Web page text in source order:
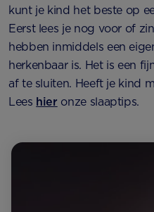
kunt je kind het beste op
Eerst lees je nog voor of
hebben inmiddels een
herkenbaar is. Het is een
af te sluiten. Heeft je kind
Lees hier onze slaaptips.